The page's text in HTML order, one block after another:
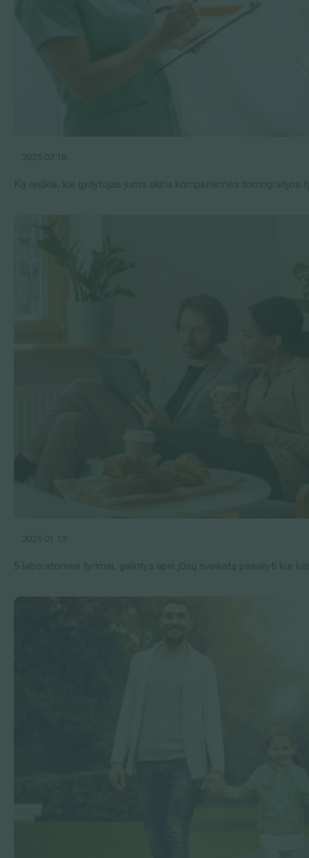
2025 03 18
Ką reiškia, kai gydytojas jums skiria kompiuterinės tomografijos
2025 01 13
5 laboratoriniai tyrimai, galintys apie jūsų sveikatą pasakyti kur